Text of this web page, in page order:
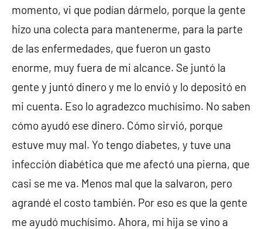
momento, vi que podían dármelo, porque la gente
hizo una colecta para mantenerme, para la parte
de las enfermedades, que fueron un gasto
enorme, muy fuera de mi alcance. Se juntó la
gente y juntó dinero y me lo envió y lo depositó en
mi cuenta. Eso lo agradezco muchísimo. No saben
cómo ayudó ese dinero. Cómo sirvió, porque
estuve muy mal. Yo tengo diabetes, y tuve una
infección diabética que me afectó una pierna, que
casi se me va. Menos mal que la salvaron, pero
agrandé el costo también. Por eso es que la gente
me ayudó muchísimo. Ahora, mi hija se vino a